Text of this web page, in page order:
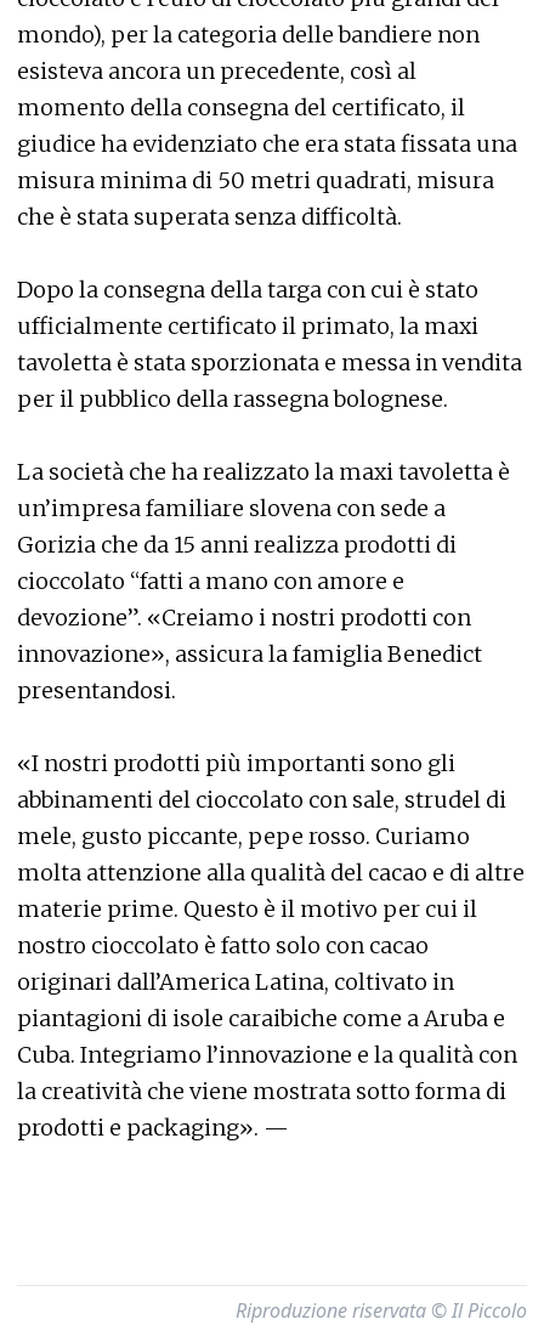
mondo), per la categoria delle bandiere non
esisteva ancora un precedente, così al
momento della consegna del certificato, il
giudice ha evidenziato che era stata fissata una
misura minima di 50 metri quadrati, misura
che è stata superata senza difficoltà.
Dopo la consegna della targa con cui è stato
ufficialmente certificato il primato, la maxi
tavoletta è stata sporzionata e messa in vendita
per il pubblico della rassegna bolognese.
La società che ha realizzato la maxi tavoletta è
un’impresa familiare slovena con sede a
Gorizia che da 15 anni realizza prodotti di
cioccolato “fatti a mano con amore e
devozione”. «Creiamo i nostri prodotti con
innovazione», assicura la famiglia Benedict
presentandosi.
«I nostri prodotti più importanti sono gli
abbinamenti del cioccolato con sale, strudel di
mele, gusto piccante, pepe rosso. Curiamo
molta attenzione alla qualità del cacao e di altre
materie prime. Questo è il motivo per cui il
nostro cioccolato è fatto solo con cacao
originari dall’America Latina, coltivato in
piantagioni di isole caraibiche come a Aruba e
Cuba. Integriamo l’innovazione e la qualità con
la creatività che viene mostrata sotto forma di
prodotti e packaging». —
Riproduzione riservata © Il Piccolo